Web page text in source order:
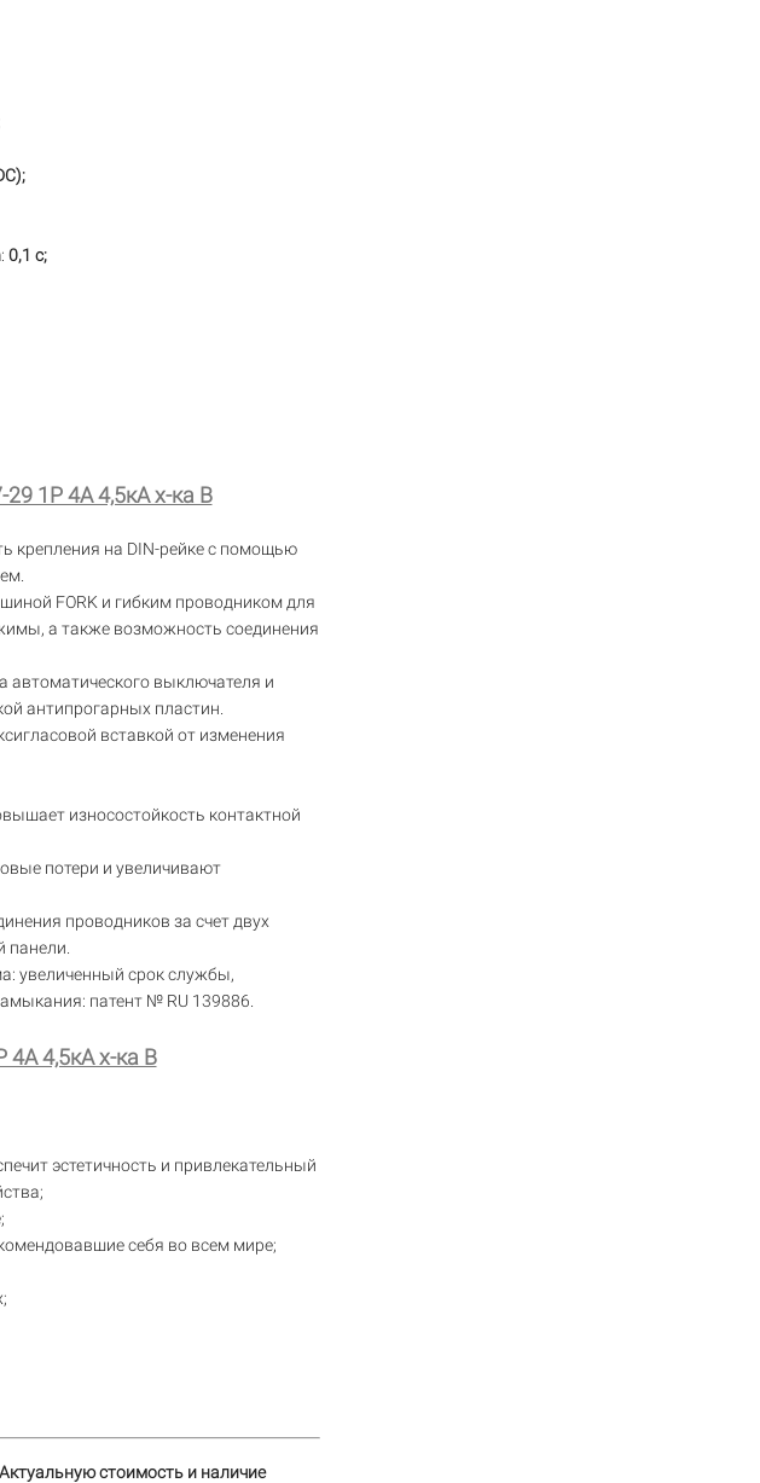
0,1 с;
1Р 4А 4,5кА х-ка В
крепления на DIN-рейке с помощью
FORK и гибким проводником для
а также возможность соединения
автоматического выключателя и
антипрогарных пластин.
вставкой от изменения
износостойкость контактной
потери и увеличивают
проводников за счет двух
панели.
увеличенный срок службы,
патент № RU 139886.
4,5кА х-ка В
эстетичность и привлекательный
себя во всем мире;
стоимость и наличие